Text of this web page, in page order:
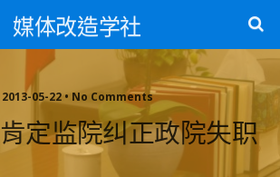
媒体改造学社
2013-05-22 • No Comments
定监院纠正政院失职